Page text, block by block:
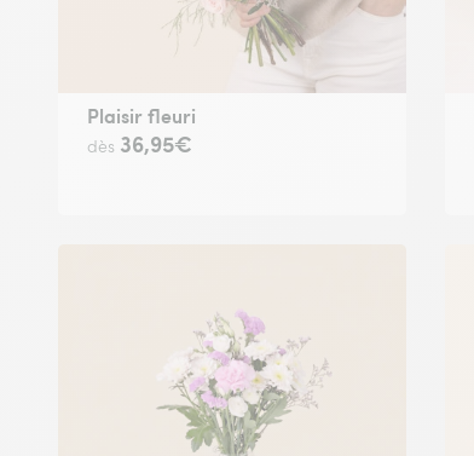
Plaisir fleuri
dès 36,95€